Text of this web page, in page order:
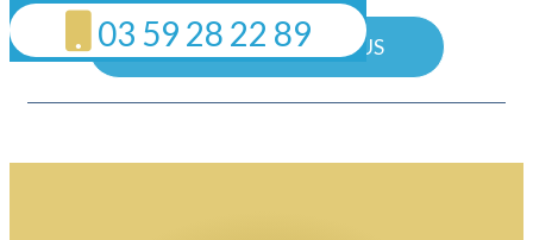
03 59 28 22 89
PRENDRE RENDEZ-VOUS